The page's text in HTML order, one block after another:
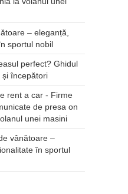
– eleganță,
sportul nobil
perfect? Ghidul
și începători
rent a car - Firme
de presa on
unei masini
vânătoare –
în sportul